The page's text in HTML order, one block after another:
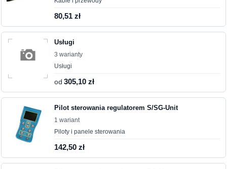
80,51 zł
Usługi
3 warianty
Usługi
od305,10 zł
Pilot sterowania regulatorem S/SG-Unit
1 wariant
Piloty i panele sterowania
142,50 zł